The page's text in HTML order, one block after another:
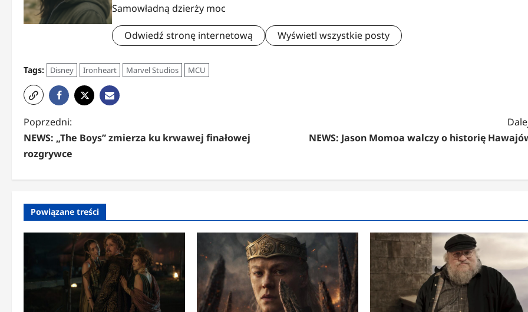
Samowładną dzierży moc
Odwiedź stronę internetową Wyświetl wszystkie posty
Tags: Disney Ironheart Marvel Studios MCU
Z
o
c
z
p
Poprzedni:
NEWS: „The Boys” zmierza ku krwawej finałowej
rozgrywce
NEWS: Jason Momoa walczy o historię
Powiązane treści